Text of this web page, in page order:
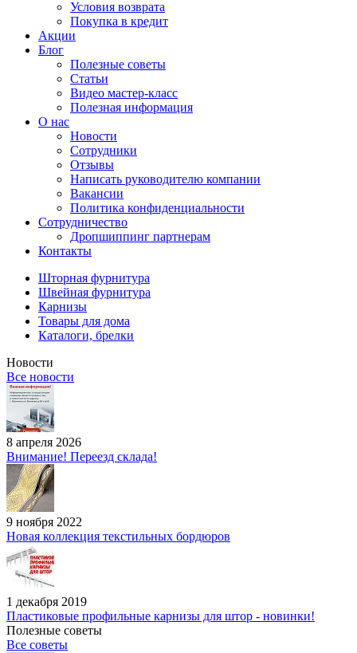
Условия возврата
Покупка в кредит
Акции
Блог
Полезные советы
Статьи
Видео мастер-класс
Полезная информация
О нас
Новости
Сотрудники
Отзывы
Написать руководителю компании
Вакансии
Политика конфиденциальности
Сотрудничество
Дропшиппинг партнерам
Контакты
Шторная фурнитура
Швейная фурнитура
Карнизы
Товары для дома
Каталоги, брелки
Новости
Все новости
8 апреля 2026
Внимание! Переезд склада!
9 ноября 2022
Новая коллекция текстильных бордюров
1 декабря 2019
Пластиковые профильные карнизы для штор - новинки!
Полезные советы
Все советы